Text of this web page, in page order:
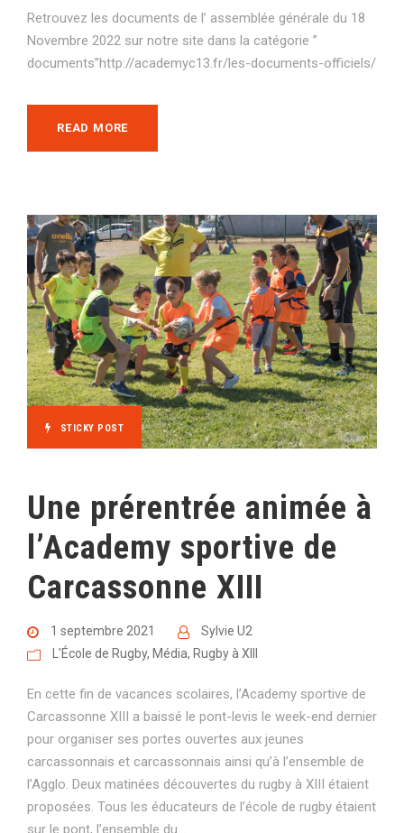
Retrouvez les documents de l’ assemblée générale du 18
Novembre 2022 sur notre site dans la catégorie ”
documents”http://academyc13.fr/les-documents-officiels/
READ MORE
STICKY POST
Une prérentrée animée à
l’Academy sportive de
Carcassonne XIII
1 septembre 2021
Sylvie U2
L'École de Rugby, Média, Rugby à XIII
En cette fin de vacances scolaires, l’Academy sportive de
Carcassonne XIII a baissé le pont-levis le week-end dernier
pour organiser ses portes ouvertes aux jeunes
carcassonnais et carcassonnais ainsi qu’à l’ensemble de
l’Agglo. Deux matinées découvertes du rugby à XIII étaient
proposées. Tous les éducateurs de l’école de rugby étaient
sur le pont, l’ensemble du...